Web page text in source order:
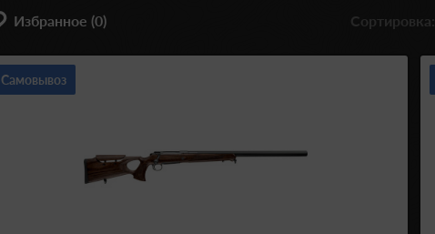
Избранное (0) Сортировка:
Самовывоз